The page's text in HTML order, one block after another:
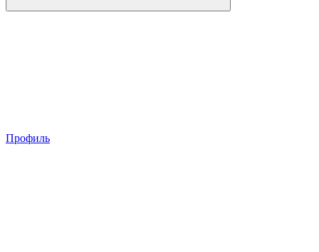
Профиль